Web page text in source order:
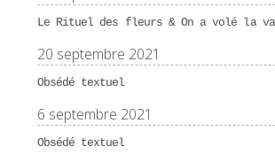
Le Rituel des fleurs & On a volé la
20 septembre 2021
Obsédé textuel
6 septembre 2021
Obsédé textuel